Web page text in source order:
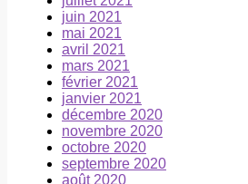
juin 2021
mai 2021
avril 2021
mars 2021
février 2021
janvier 2021
décembre 2020
novembre 2020
octobre 2020
septembre 2020
août 2020